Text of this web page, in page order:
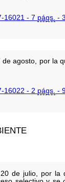
16021 - 7 págs. -
agosto, por la
16022 - 2 págs. -
de julio, por